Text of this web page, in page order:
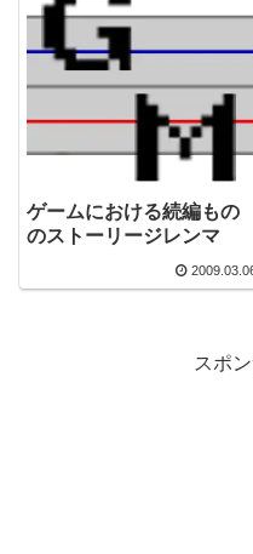
ゲームにおける続編もの
のストーリージレンマ
スポ